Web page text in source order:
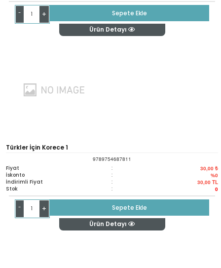
- +
Sepete Ekle
Ürün Detayı
Türkler İçin Korece 1
9789754687811
Fiyat : 30,00 ₺
İskonto : %0
İndirimli Fiyat : 30,00 TL
Stok : 0
- +
Sepete Ekle
Ürün Detayı